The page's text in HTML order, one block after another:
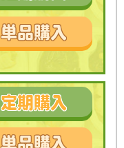
単品購入
定期購入
単品購入